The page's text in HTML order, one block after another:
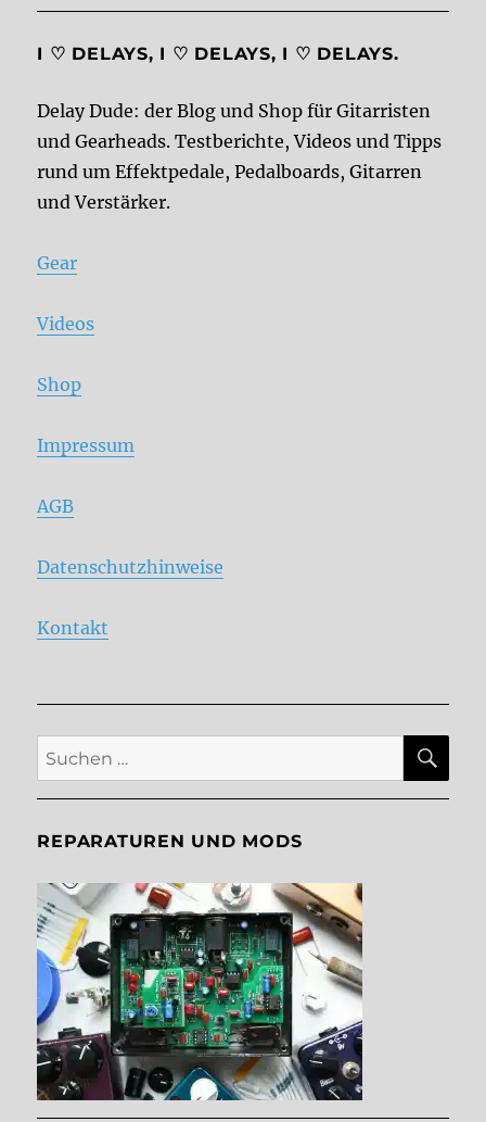
I ♡ DELAYS, I ♡ DELAYS, I ♡ DELAYS.
Delay Dude: der Blog und Shop für Gitarristen
und Gearheads. Testberichte, Videos und Tipps
rund um Effektpedale, Pedalboards, Gitarren
und Verstärker.
Gear
Videos
Shop
Impressum
AGB
Datenschutzhinweise
Kontakt
Suche
nach:
REPARATUREN UND MODS